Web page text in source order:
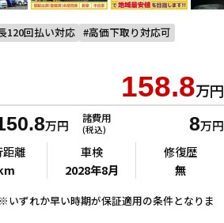
120回払い対応
高価下取り対応可
158.8万円
万円 諸費用
(税込) 8万円
いずれか早い時期が保証適用の条件となりま
距離
車検
2028年8月
修復歴
無